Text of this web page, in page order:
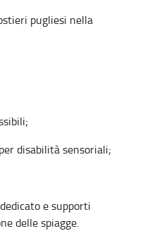
pugliesi nella
disabilità sensoriali;
e supporti
delle spiagge.